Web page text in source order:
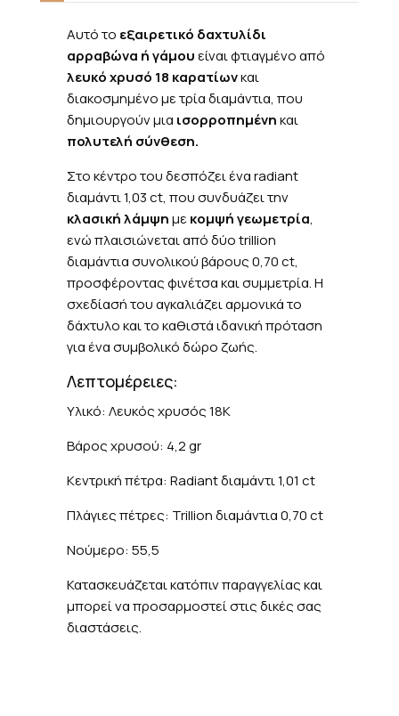
Αυτό το εξαιρετικό δαχτυλίδι
αρραβώνα ή γάμουείναι φτιαγμένο από
λευκό χρυσό 18 καρατίωνκαι
διακοσμημένο με τρία διαμάντια, που
δημιουργούν μια ισορροπημένηκαι
πολυτελή σύνθεση.
Στο κέντρο του δεσπόζει ένα radiant
διαμάντι 1,03 ct, που συνδυάζει την
κλασική λάμψημε κομψή γεωμετρία,
ενώ πλαισιώνεται από δύο trillion
διαμάντια συνολικού βάρους 0,70 ct,
προσφέροντας φινέτσα και συμμετρία. Η
σχεδίασή του αγκαλιάζει αρμονικά το
δάχτυλο και το καθιστά ιδανική πρόταση
για ένα συμβολικό δώρο ζωής.
Λεπτομέρειες:
Υλικό: Λευκός χρυσός 18Κ
Βάρος χρυσού: 4,2 gr
Κεντρική πέτρα: Radiant διαμάντι 1,01 ct
Πλάγιες πέτρες: Trillion διαμάντια 0,70 ct
Νούμερο: 55,5
Κατασκευάζεται κατόπιν παραγγελίας και
μπορεί να προσαρμοστεί στις δικές σας
διαστάσεις.